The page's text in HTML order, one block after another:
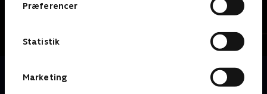
Præferencer
Statistik
Marketing
Om Spillet
En række kendte personligheder ankommer til en